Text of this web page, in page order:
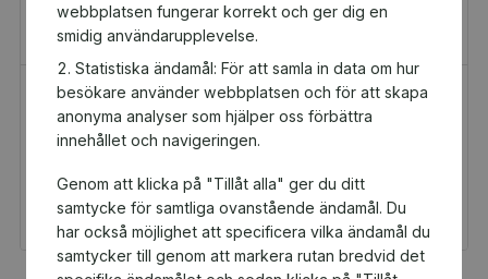
webbplatsen fungerar korrekt och ger dig en
smidig användarupplevelse.
Statistiska ändamål: För att samla in data om hur
besökare använder webbplatsen och för att skapa
anonyma analyser som hjälper oss förbättra
innehållet och navigeringen.
Genom att klicka på "Tillåt alla" ger du ditt
samtycke för samtliga ovanstående ändamål. Du
har också möjlighet att specificera vilka ändamål du
samtycker till genom att markera rutan bredvid det
H&M Presentkort
Presentkort
Du och IFK Aspudden-
Tellus får 5 kr tillbaka
Golfamore
Presentkort
Du och IFK Aspudden-
Tellus får 29,75 kr
tillbaka